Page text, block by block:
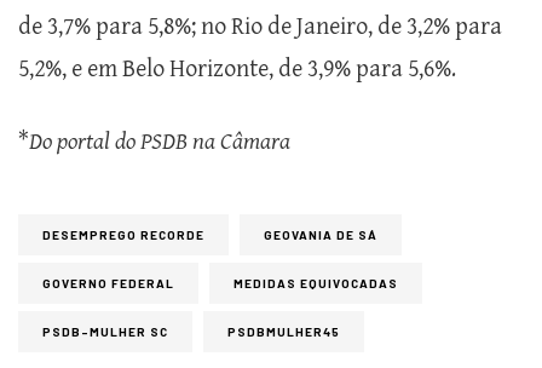
de 3,7% para 5,8%; no Rio de Janeiro, de 3,2% para
5,2%, e em Belo Horizonte, de 3,9% para 5,6%.
*Do portal do PSDB na Câmara
DESEMPREGO RECORDE GEOVANIA DE SÁ
GOVERNO FEDERAL MEDIDAS EQUIVOCADAS
PSDB-MULHER SC PSDBMULHER45